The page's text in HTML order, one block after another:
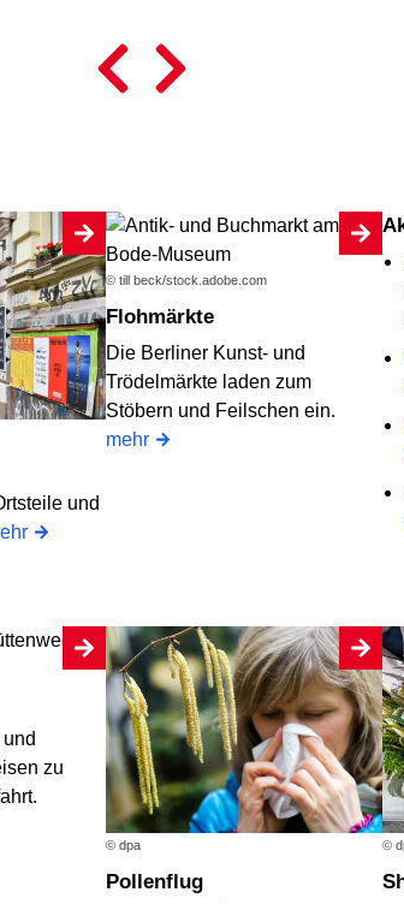
und
© till beck/stock.adobe.com
Flohmärkte
Die Berliner Kunst- und
Trödelmärkte laden zum
Stöbern und Feilschen ein.
mehr
zu
© dpa
Pollenflug
©